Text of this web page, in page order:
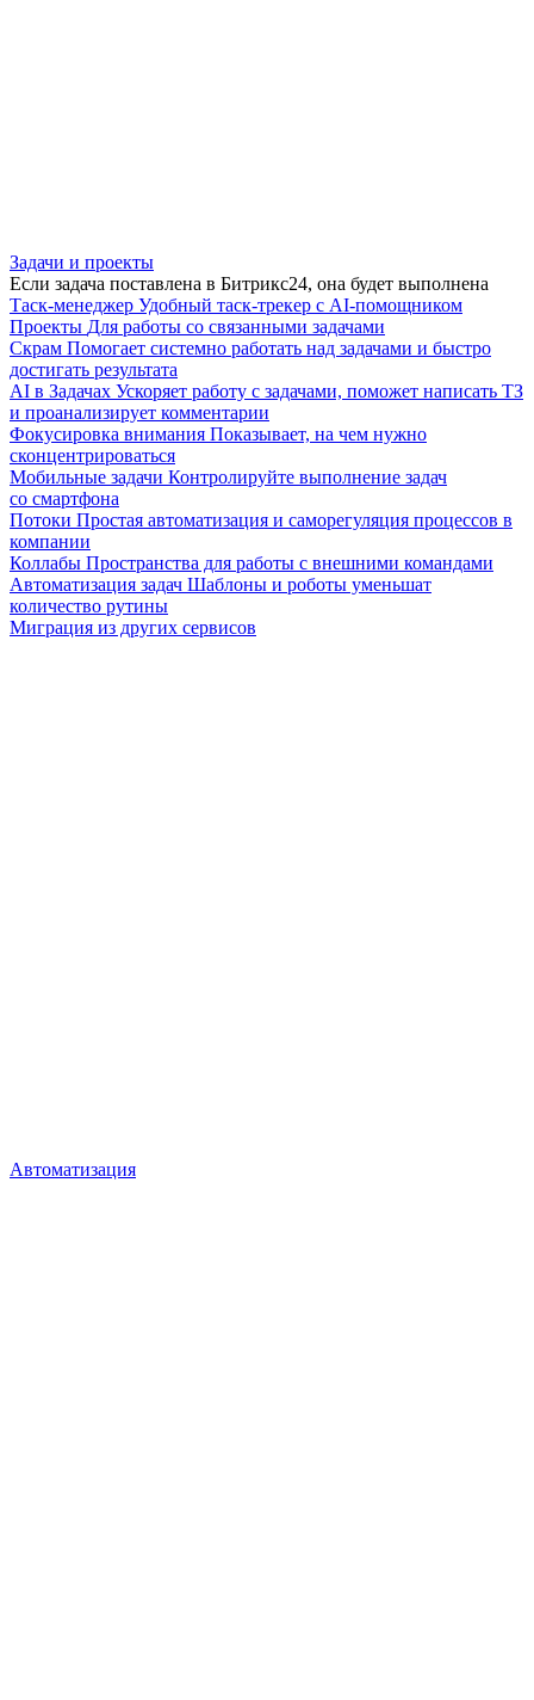
Задачи и проекты
Если задача поставлена в Битрикс24, она будет выполнена
Таск-менеджер Удобный таск-трекер с AI-помощником
Проекты Для работы со связанными задачами
Скрам Помогает системно работать над задачами и быстро
достигать результата
AI в Задачах Ускоряет работу с задачами, поможет написать ТЗ
и проанализирует комментарии
Фокусировка внимания Показывает, на чем нужно
сконцентрироваться
Мобильные задачи Контролируйте выполнение задач
со смартфона
Потоки Простая автоматизация и саморегуляция процессов в
компании
Коллабы Пространства для работы с внешними командами
Автоматизация задач Шаблоны и роботы уменьшат
количество рутины
Миграция из других сервисов
Автоматизация